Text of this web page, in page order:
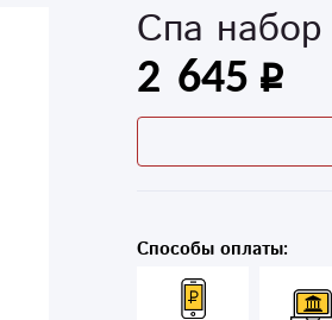
Спа набор
2 645
Способы оплаты: